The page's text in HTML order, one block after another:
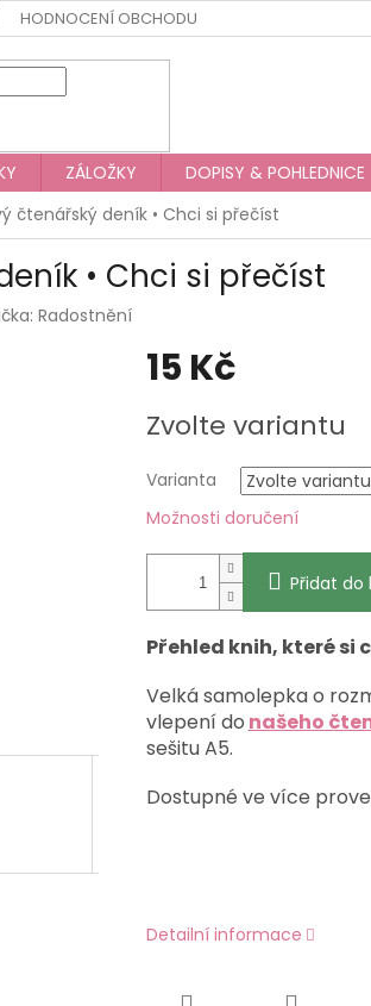
HODNOCENÍ OBCHODU
ZÁLOŽKY DOPISY & POHLEDNICE
čtenářský deník • Chci si přečíst
• Chci si přečíst
Radostnění
15 Kč
cena:
Zvolte variantu
Varianta
Možnosti doručení
Přidat do
Přehled knih, které si
Velká samolepka o
vlepení do našeho
sešitu A5.
Dostupné ve více
Detailní informace